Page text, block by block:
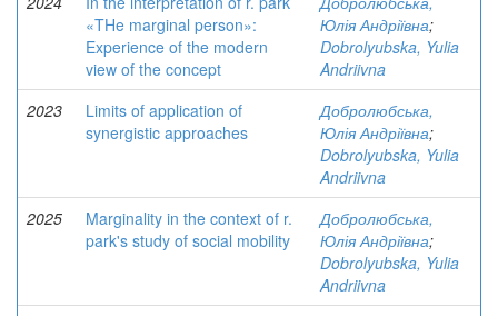
«THe marginal person»:
Experience of the modern
view of the concept
Юлія Андріївна;
Dobrolyubska, Yulia
Andriivna
2023
Limits of application of
synergistic approaches
Добролюбська,
Юлія Андріївна;
Dobrolyubska, Yulia
Andriivna
2025
Marginality in the context of r.
park's study of social mobility
Добролюбська,
Юлія Андріївна;
Dobrolyubska, Yulia
Andriivna